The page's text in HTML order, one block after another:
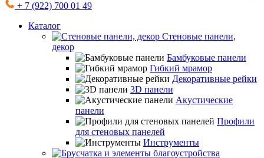
+ 7 (922) 700 01 49
Каталог
Стеновые панели,
декор
Бамбуковые панели
Гибкий мрамор
Декоративные рейки
3D панели
Акустические
панели
Профили
для стеновых панелей
Инструменты